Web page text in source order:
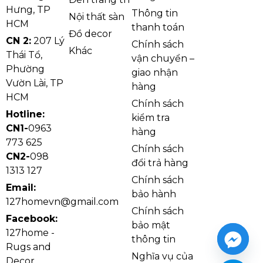
Thi công các loại sàn gỗ mang lại cảm giác ấm
cúng cho không gian
2.2. Sàn nhựa
Hưng, TP
HCM
CN 2: 207 Lý
Thái Tổ,
Phường
Vườn Lài, TP
HCM
Hotline:
CN1-0963
773 625
CN2-098
1313 127
Email:
127homevn@gmail.com
Facebook:
127home -
Rugs and
Nội thất sàn
Đồ decor
Khác
Thông tin
thanh toán
Chính sách
vận chuyển –
giao nhận
hàng
Chính sách
kiểm tra
hàng
Chính sách
đổi trả hàng
Chính sách
bảo hành
Chính sách
bảo mật
thông tin
Nghĩa vụ của